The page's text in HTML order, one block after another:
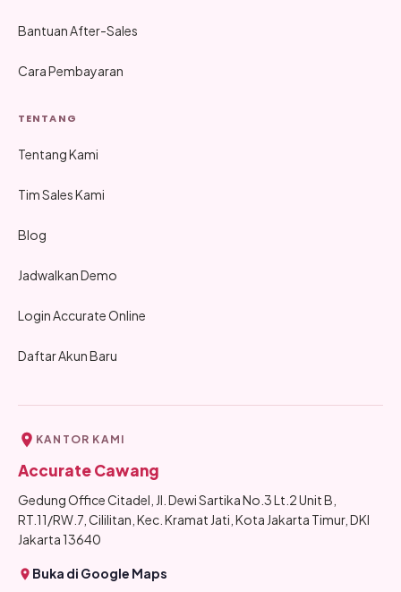
Bantuan After-Sales
Cara Pembayaran
TENTANG
Tentang Kami
Tim Sales Kami
Blog
Jadwalkan Demo
Login Accurate Online
Daftar Akun Baru
KANTOR KAMI
Accurate Cawang
Gedung Office Citadel, Jl. Dewi Sartika No.3 Lt.2 Unit B,
RT.11/RW.7, Cililitan, Kec. Kramat Jati, Kota Jakarta Timur, DKI
Jakarta 13640
Buka di Google Maps